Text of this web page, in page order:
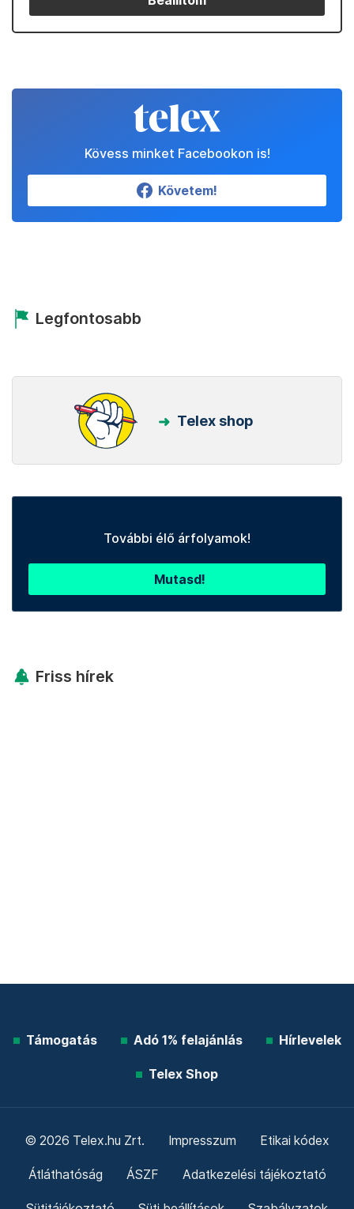
Kövess minket Facebookon is!
Követem!
Legfontosabb
Telex shop
További élő árfolyamok!
Mutasd!
Friss hírek
Támogatás Adó 1% felajánlás Hírlevelek
Telex Shop
© 2026 Telex.hu Zrt. Impresszum Etikai kódex
Átláthatóság ÁSZF Adatkezelési tájékoztató